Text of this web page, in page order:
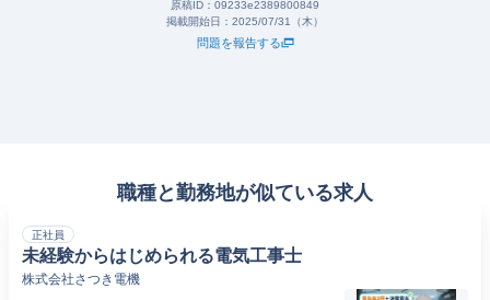
原稿ID： 09233e2389800849
掲載開始日： 2025/07/31（木）
問題を報告する
職種と勤務地が似ている求人
正社員
未経験からはじめられる電気工事士
株式会社さつき電機